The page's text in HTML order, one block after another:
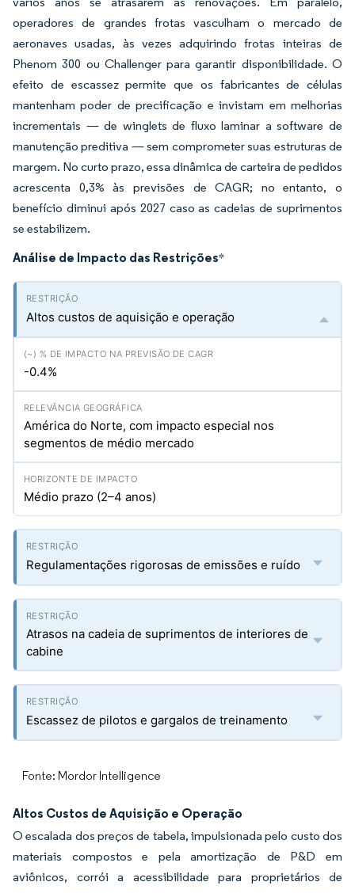
operadores de grandes frotas vasculham o mercado de
aeronaves usadas, às vezes adquirindo frotas inteiras de
Phenom 300 ou Challenger para garantir disponibilidade. O
efeito de escassez permite que os fabricantes de células
mantenham poder de precificação e invistam em melhorias
incrementais — de winglets de fluxo laminar a software de
manutenção preditiva — sem comprometer suas estruturas de
margem. No curto prazo, essa dinâmica de carteira de pedidos
acrescenta 0,3% às previsões de CAGR; no entanto, o
benefício diminui após 2027 caso as cadeias de suprimentos
se estabilizem.
Análise de Impacto das Restrições*
Altos custos de aquisição e operação
-0.4%
América do Norte, com impacto especial nos
segmentos de médio mercado
Médio prazo (2–4 anos)
Regulamentações rigorosas de emissões e ruído
Atrasos na cadeia de suprimentos de interiores de
cabine
Escassez de pilotos e gargalos de treinamento
Fonte: Mordor Intelligence
Altos Custos de Aquisição e Operação
O escalada dos preços de tabela, impulsionada pelo custo dos
materiais compostos e pela amortização de P&D em
aviônicos, corrói a acessibilidade para proprietários de